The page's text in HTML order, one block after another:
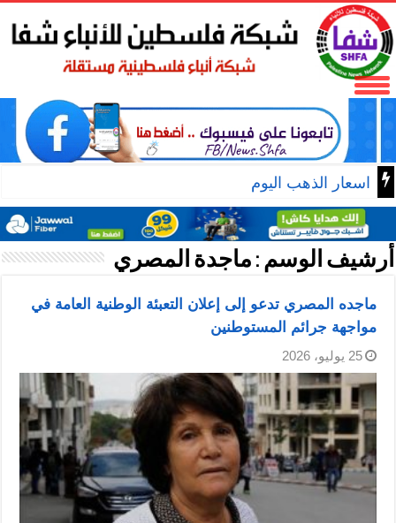
اسعار الذهب اليوم
أرشيف الوسم : ماجدة المصري
ماجده المصري تدعو إلى إعلان التعبئة الوطنية العامة في
مواجهة جرائم المستوطنين
25 يوليو، 2026